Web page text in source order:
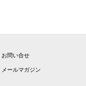
お問い合せ
メールマガジン